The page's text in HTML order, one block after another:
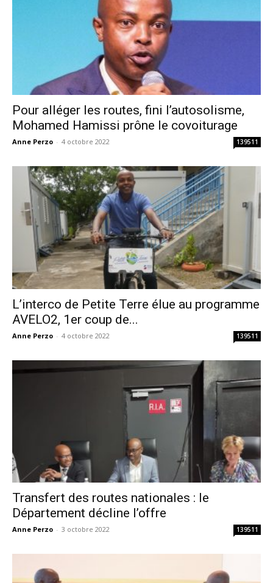
Pour alléger les routes, fini l’autosolisme,
Mohamed Hamissi prône le covoiturage
Anne Perzo - 4 octobre 2022 139511
L’interco de Petite Terre élue au programme
AVELO2, 1er coup de...
Anne Perzo - 4 octobre 2022 139511
Transfert des routes nationales : le
Département décline l’offre
Anne Perzo - 3 octobre 2022 139511